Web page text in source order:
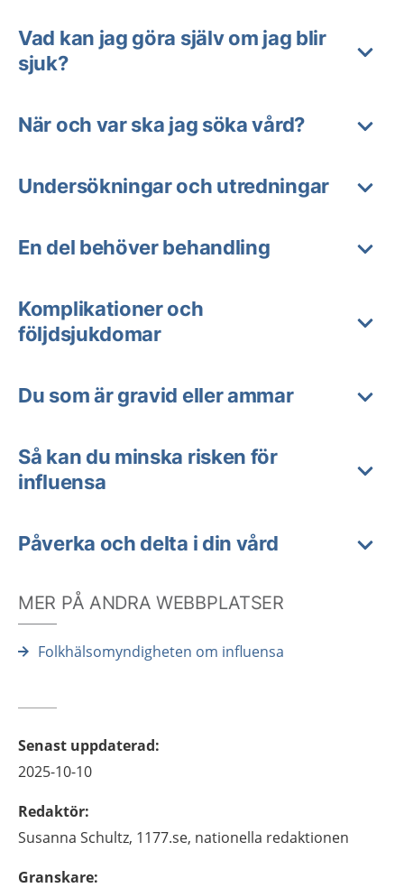
Vad kan jag göra själv om jag blir
sjuk?
När och var ska jag söka vård?
Undersökningar och utredningar
En del behöver behandling
Komplikationer och
följdsjukdomar
Du som är gravid eller ammar
Så kan du minska risken för
influensa
Påverka och delta i din vård
MER PÅ ANDRA WEBBPLATSER
Folkhälsomyndigheten om influensa
Senast uppdaterad:
2025-10-10
Redaktör:
Susanna Schultz, 1177.se, nationella redaktionen
Granskare: